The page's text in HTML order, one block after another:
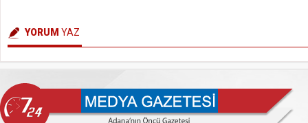
YORUM YAZ